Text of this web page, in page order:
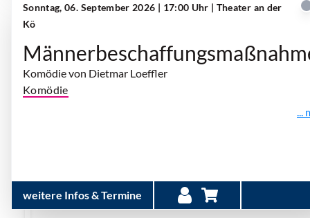
Sonntag, 06. September 2026 | 17:00 Uhr | Theater an der
Kö
Komödie von Dietmar Loeffler
Komödie
...
weitere Infos & Termine